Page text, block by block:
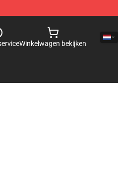
Winkelwagen bekijken